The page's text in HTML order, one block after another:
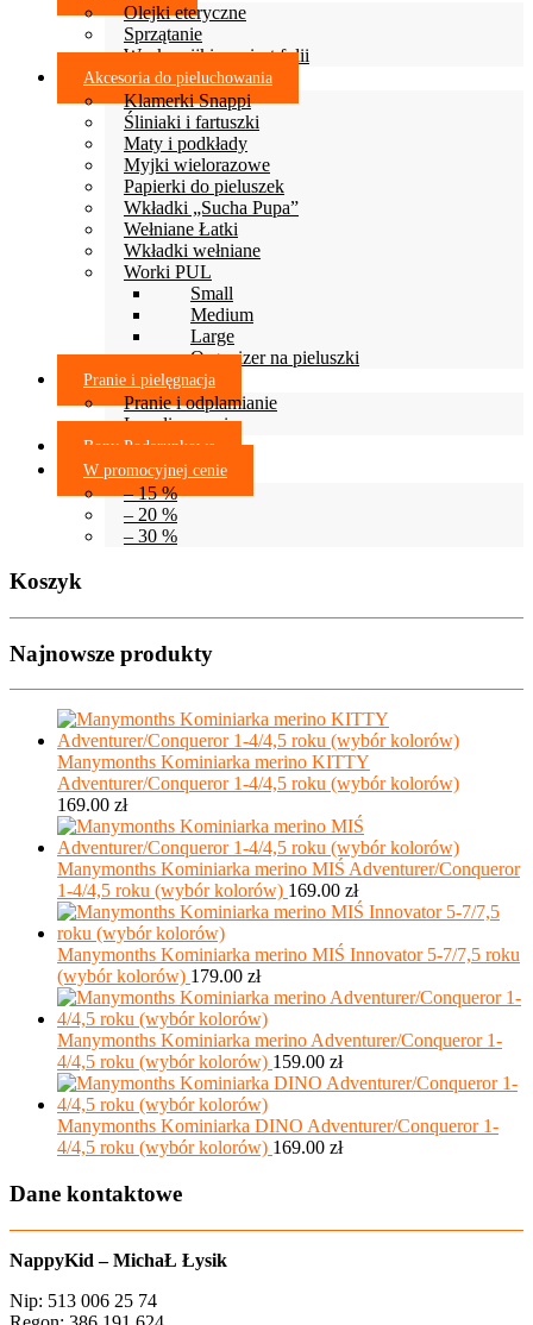
Olejki eteryczne
Sprzątanie
Woskowijki zamiast folii
Akcesoria do pieluchowania
Klamerki Snappi
Śliniaki i fartuszki
Maty i podkłady
Myjki wielorazowe
Papierki do pieluszek
Wkładki „Sucha Pupa”
Wełniane Łatki
Wkładki wełniane
Worki PUL
Small
Medium
Large
Organizer na pieluszki
Pranie i pielęgnacja
Pranie i odplamianie
Lanolinowanie
Bony Podarunkowe
W promocyjnej cenie
– 15 %
– 20 %
– 30 %
Koszyk
Najnowsze produkty
Manymonths Kominiarka merino KITTY
Adventurer/Conqueror 1-4/4,5 roku (wybór kolorów)
169.00 zł
Manymonths Kominiarka merino MIŚ Adventurer/Conqueror
1-4/4,5 roku (wybór kolorów) 169.00 zł
Manymonths Kominiarka merino MIŚ Innovator 5-7/7,5 roku
(wybór kolorów) 179.00 zł
Manymonths Kominiarka merino Adventurer/Conqueror 1-
4/4,5 roku (wybór kolorów) 159.00 zł
Manymonths Kominiarka DINO Adventurer/Conqueror 1-
4/4,5 roku (wybór kolorów) 169.00 zł
Dane kontaktowe
NappyKid – MichaŁ Łysik
Nip: 513 006 25 74